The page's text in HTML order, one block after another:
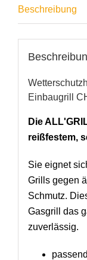
Beschreibung
Einbaugrill
Die
reißfestem,
Sie eignet
Grills gegen
Schmutz.
Gasgrill das
zuverlässig.